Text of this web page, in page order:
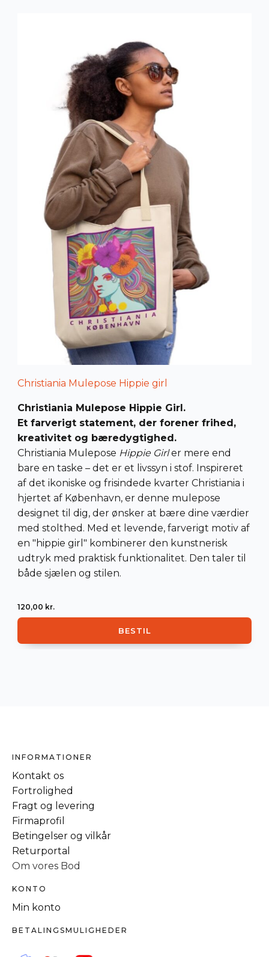
Christiania Mulepose Hippie girl
Christiania Mulepose Hippie Girl.
Et farverigt statement, der forener frihed,
kreativitet og bæredygtighed.
Christiania Mulepose Hippie Girler mere end
bare en taske – det er et livssyn i stof. Inspireret
af det ikoniske og frisindede kvarter Christiania i
hjertet af København, er denne mulepose
designet til dig, der ønsker at bære dine værdier
med stolthed. Med et levende, farverigt motiv af
en "hippie girl" kombinerer den kunstnerisk
udtryk med praktisk funktionalitet. Den taler til
både sjælen og stilen.
120,00 kr.
BESTIL
INFORMATIONER
Kontakt os
Fortrolighed
Fragt og levering
Firmaprofil
Betingelser og vilkår
Returportal
Om vores Bod
KONTO
Min konto
BETALINGSMULIGHEDER